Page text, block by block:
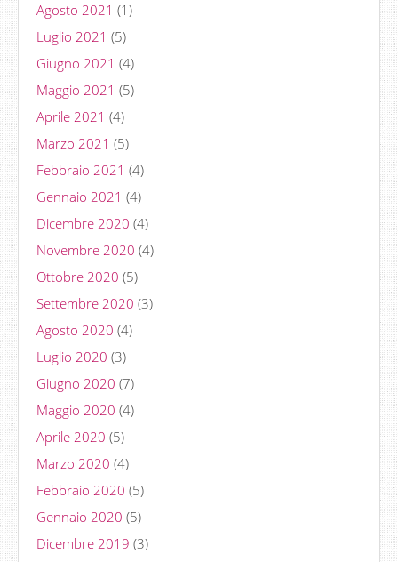
Agosto 2021 (1)
Luglio 2021 (5)
Giugno 2021 (4)
Maggio 2021 (5)
Aprile 2021 (4)
Marzo 2021 (5)
Febbraio 2021 (4)
Gennaio 2021 (4)
Dicembre 2020 (4)
Novembre 2020 (4)
Ottobre 2020 (5)
Settembre 2020 (3)
Agosto 2020 (4)
Luglio 2020 (3)
Giugno 2020 (7)
Maggio 2020 (4)
Aprile 2020 (5)
Marzo 2020 (4)
Febbraio 2020 (5)
Gennaio 2020 (5)
Dicembre 2019 (3)